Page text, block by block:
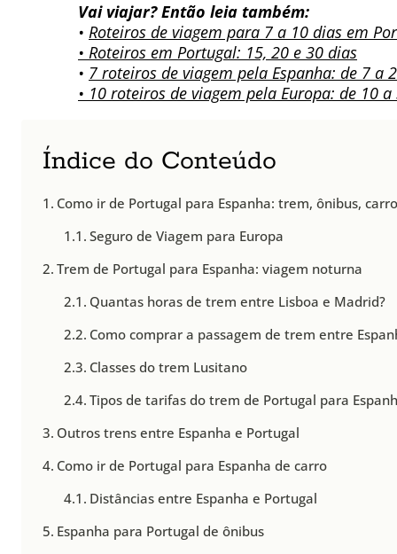
Vai viajar? Então leia também:
• Roteiros de viagem para 7 a 10 dias em
• Roteiros em Portugal: 15, 20 e 30 dias
• 7 roteiros de viagem pela Espanha: de 7 a
• 10 roteiros de viagem pela Europa: de 10
Índice do Conteúdo
Como ir de Portugal para Espanha: trem, ônibus,
Seguro de Viagem para Europa
Trem de Portugal para Espanha: viagem noturna
Quantas horas de trem entre Lisboa e Madrid?
Como comprar a passagem de trem entre
Classes do trem Lusitano
Tipos de tarifas do trem de Portugal para
Outros trens entre Espanha e Portugal
Como ir de Portugal para Espanha de carro
Distâncias entre Espanha e Portugal
Espanha para Portugal de ônibus